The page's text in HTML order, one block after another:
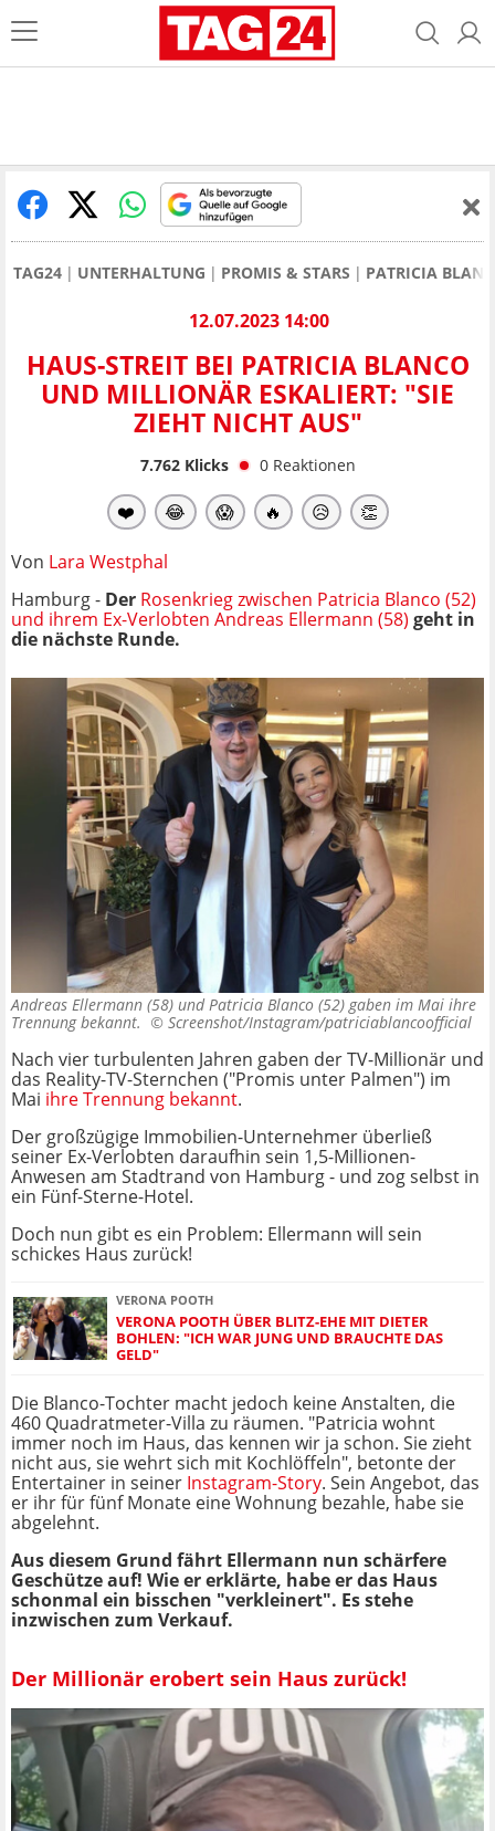
TAG24 UNTERHALTUNG PROMIS & STARS PATRICIA
12.07.2023 14:00
HAUS-STREIT BEI PATRICIA BLANCO
UND MILLIONÄR ESKALIERT: "SIE
ZIEHT NICHT AUS"
7.762Klicks 0 Reaktionen
❤️ 😂 😱 🔥 😥 👏
Von Lara Westphal
Hamburg - Der Rosenkrieg zwischen Patricia Blanco (52)
und ihrem Ex-Verlobten Andreas Ellermann (58) geht in
die nächste Runde.
Andreas Ellermann (58) und Patricia Blanco (52) gaben im Mai ihre
Trennung bekannt. © Screenshot/Instagram/patriciablancoofficial
Nach vier turbulenten Jahren gaben der TV-Millionär und
das Reality-TV-Sternchen ("Promis unter Palmen") im
Mai ihre Trennung bekannt.
Der großzügige Immobilien-Unternehmer überließ
seiner Ex-Verlobten daraufhin sein 1,5-Millionen-
Anwesen am Stadtrand von Hamburg - und zog selbst in
ein Fünf-Sterne-Hotel.
Doch nun gibt es ein Problem: Ellermann will sein
schickes Haus zurück!
VERONA POOTH
VERONA POOTH ÜBER BLITZ-EHE MIT DIETER
BOHLEN: "ICH WAR JUNG UND BRAUCHTE DAS
GELD"
Die Blanco-Tochter macht jedoch keine Anstalten, die
460 Quadratmeter-Villa zu räumen. "Patricia wohnt
immer noch im Haus, das kennen wir ja schon. Sie zieht
nicht aus, sie wehrt sich mit Kochlöffeln", betonte der
Entertainer in seiner Instagram-Story. Sein Angebot, das
er ihr für fünf Monate eine Wohnung bezahle, habe sie
abgelehnt.
Aus diesem Grund fährt Ellermann nun schärfere
Geschütze auf! Wie ererklärte, habe er das Haus
schonmal ein bisschen "verkleinert". Es stehe
inzwischen zum Verkauf.
Der Millionär erobert sein Haus zurück!